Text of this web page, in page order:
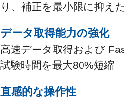
り、補正を最小限に抑え
データ取得能力の強化
高速データ取得および
試験時間を最大80%短縮
直感的な操作性